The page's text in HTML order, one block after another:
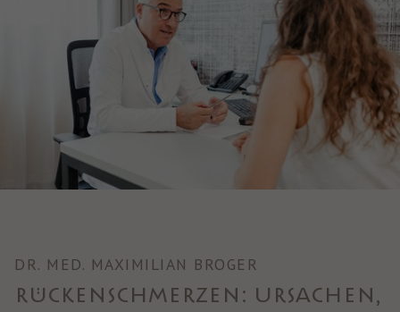
DR. MED. MAXIMILIAN BROGER
RÜCKENSCHMERZEN: URSACHEN,